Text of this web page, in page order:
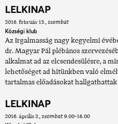
LELKINAP
2016. február 13. szombat
Községi klub
Az Irgalmasság nagy kegyelmi
dr. Magyar Pál plébános
alkalmat ad az elcsendesülésre, a
lehetőséget ad hitünkben való
tartalmas előadásokat
LELKINAP
2016. április 2. szombat9.00-16.00